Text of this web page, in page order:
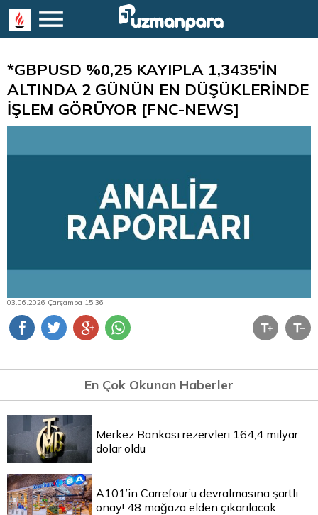
*GBPUSD %0,25 KAYIPLA 1,3435'İN
ALTINDA 2 GÜNÜN EN DÜŞÜKLERİNDE
İŞLEM GÖRÜYOR [FNC-NEWS]
03.06.2026 Çarşamba 15:36
En Çok Okunan Haberler
Merkez Bankası rezervleri 164,4 milyar
dolar oldu
A101’in Carrefour’u devralmasına şartlı
onay! 48 mağaza elden çıkarılacak